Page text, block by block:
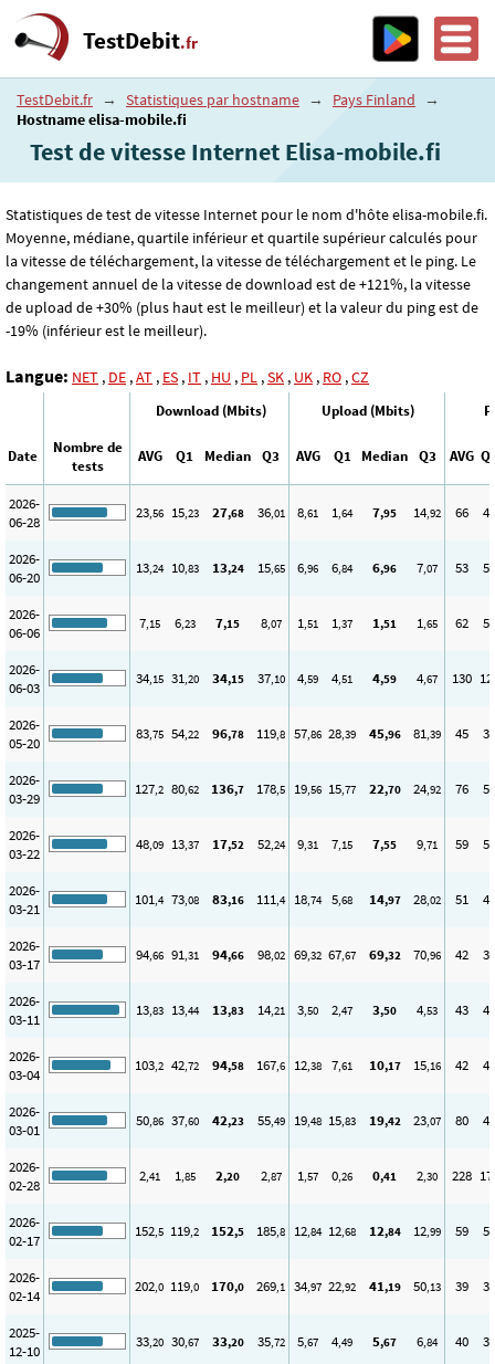
TestDebit.fr
TestDebit.fr → Statistiques par hostname → Pays Finland
→
Hostname elisa-mobile.fi
Test de vitesse Internet Elisa-mobile.fi
Statistiques de test de vitesse Internet pour le nom d'hôte elisa-mobile.fi.
Moyenne, médiane, quartile inférieur et quartile supérieur calculés pour
la vitesse de téléchargement, la vitesse de téléchargement et le ping. Le
changement annuel de la vitesse de download est de +121%, la vitesse
de upload de +30% (plus haut est le meilleur) et la valeur du ping est de
-19% (inférieur est le meilleur).
Langue: NET , DE ,AT , ES , IT , HU , PL ,SK , UK , RO ,CZ
Download (Mbits) Upload (Mbits)
Date
Nombre de
tests
AVG Q1 Median Q3 AVG Q1 Median Q3 AVG
2026-
06-28
23,56 15,23 27,68 36,01 8,61 1,64 7,95 14,92 66 43
2026-
06-20
13,24 10,83 13,24 15,65 6,96 6,84 6,96 7,07 53 52
2026-
06-06
7,15 6,23 7,15 8,07 1,51 1,37 1,51 1,65 62 54
2026-
06-03
34,15 31,20 34,15 37,10 4,59 4,51 4,59 4,67 130
2026-
05-20
83,75 54,22 96,78 119,8 57,86 28,39 45,96 81,39 45 38
2026-
03-29
127,2 80,62 136,7 178,5 19,56 15,77 22,70 24,92 76 56
2026-
03-22
48,09 13,37 17,52 52,24 9,31 7,15 7,55 9,71 59 53
2026-
03-21
101,4 73,08 83,16 111,4 18,74 5,68 14,97 28,02 51 46
2026-
03-17
94,66 91,31 94,66 98,02 69,32 67,67 69,32 70,96 42 39
2026-
03-11
13,83 13,44 13,83 14,21 3,50 2,47 3,50 4,53 43 42
2026-
03-04
103,2 42,72 94,58 167,6 12,38 7,61 10,17 15,16 42 40
2026-
03-01
50,86 37,60 42,23 55,49 19,48 15,83 19,42 23,07 80 47
2026-
02-28
2,41 1,85 2,20 2,87 1,57 0,26 0,41 2,30 228
2026-
02-17
152,5 119,2 152,5 185,8 12,84 12,68 12,84 12,99 59 56
2026-
02-14
202,0 119,0 170,0 269,1 34,97 22,92 41,19 50,13 39 34
2025-
12-10
33,20 30,67 33,20 35,72 5,67 4,49 5,67 6,84 40 36